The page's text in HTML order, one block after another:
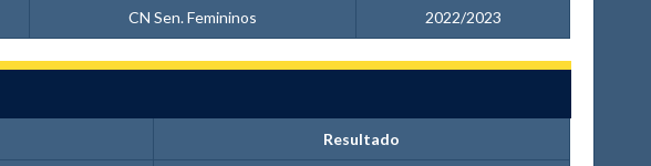
CN Sen. Femininos 2022/2023
Resultado